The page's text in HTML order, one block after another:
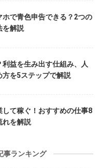
ホで青色申告できる？2つの
を解説
利益を生み出す仕組み、人
方を5ステップで解説
して稼ぐ！おすすめの仕事8
れを解説
事ランキング